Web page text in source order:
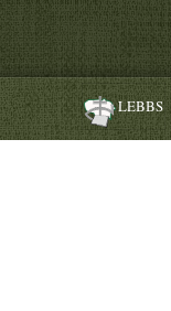
LEBBS